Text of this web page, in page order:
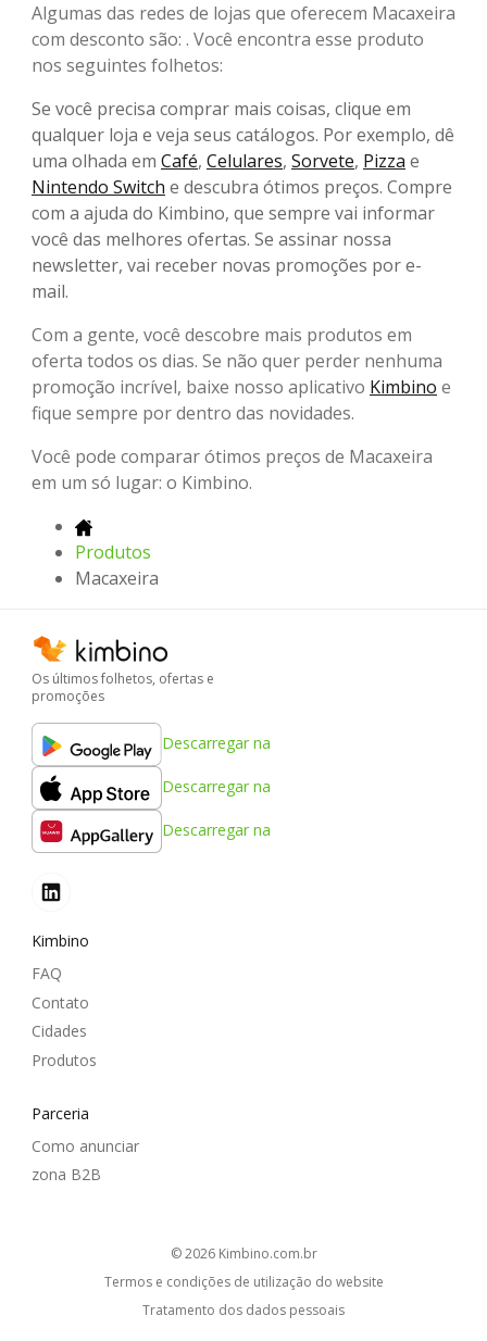
Algumas das redes de lojas que oferecem Macaxeira
com desconto são: . Você encontra esse produto
nos seguintes folhetos:
Se você precisa comprar mais coisas, clique em
qualquer loja e veja seus catálogos. Por exemplo, dê
uma olhada em Café, Celulares, Sorvete, Pizza e
Nintendo Switch e descubra ótimos preços. Compre
com a ajuda do Kimbino, que sempre vai informar
você das melhores ofertas. Se assinar nossa
newsletter, vai receber novas promoções por e-
mail.
Com a gente, você descobre mais produtos em
oferta todos os dias. Se não quer perder nenhuma
promoção incrível, baixe nosso aplicativo Kimbino e
fique sempre por dentro das novidades.
Você pode comparar ótimos preços de Macaxeira
em um só lugar: o Kimbino.
Produtos
Macaxeira
Os últimos folhetos, ofertas e
promoções
Descarregar na
Descarregar na
Descarregar na
Kimbino
FAQ
Contato
Cidades
Produtos
Parceria
Como anunciar
zona B2B
© 2026 kimbino.com.br
Termos e condições de utilização do website
Tratamento dos dados pessoais